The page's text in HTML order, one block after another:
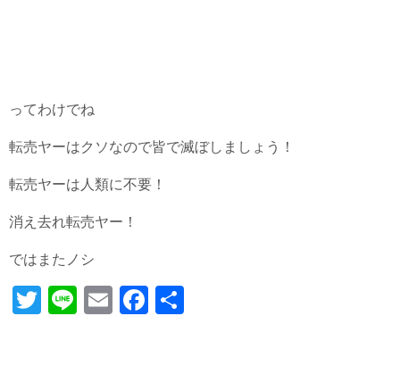
ってわけでね
転売ヤーはクソなので皆で滅ぼしましょう！
転売ヤーは人類に不要！
消え去れ転売ヤー！
ではまたノシ
T
Li
E
Fa